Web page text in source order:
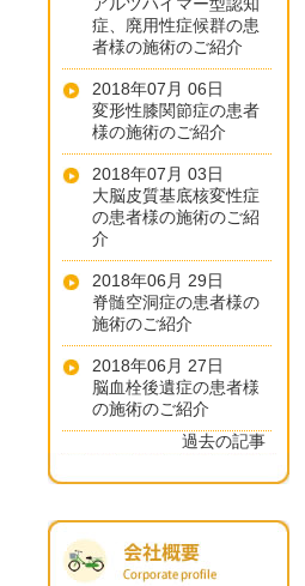
症、廃用性症候群の患
者様の施術のご紹介
2018年07月 06日
変形性膝関節症の患者
様の施術のご紹介
2018年07月 03日
大脳皮質基底核変性症
の患者様の施術のご紹
介
2018年06月 29日
脊髄空洞症の患者様の
施術のご紹介
2018年06月 27日
脳血栓後遺症の患者様
の施術のご紹介
過去の記事